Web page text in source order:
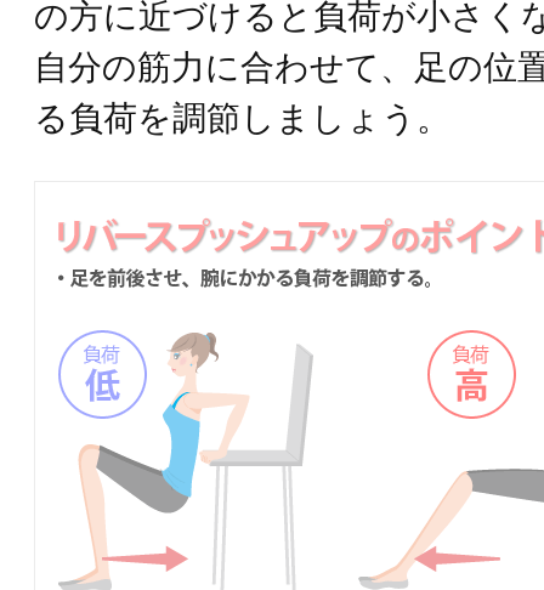
の方に近づけると負荷が小さく
自分の筋力に合わせて、足の位
る負荷を調節しましょう。